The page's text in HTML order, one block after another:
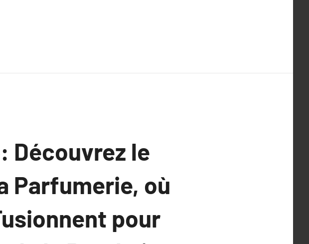
Découvrez le
Parfumerie, où
pour